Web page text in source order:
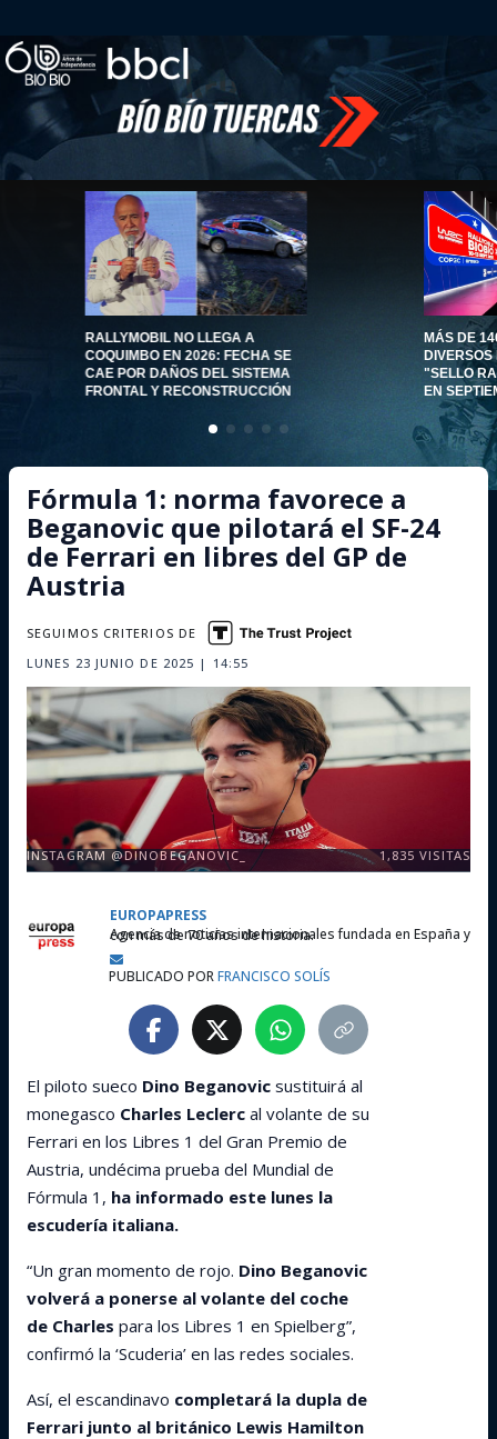
RALLYMOBIL NO LLEGA A
COQUIMBO EN 2026: FECHA SE
CAE POR DAÑOS DEL SISTEMA
FRONTAL Y RECONSTRUCCIÓN
MÁS DE
"SELLO
EN
Fórmula 1: norma favorece a
Beganovic que pilotará el SF-24
de Ferrari en libres del GP de
Austria
LUNES 23 JUNIO DE 2025 | 14:55
SEGUIMOS CRITERIOS DE
INSTAGRAM @DINOBEGANOVIC_ 1,835 VISITAS
EUROPAPRESS
Agencia de noticias internacionales fundada en España y con más de 70 años de historia.
PUBLICADO PORFRANCISCO SOLÍS
El piloto sueco Dino Beganovic sustituirá al
monegasco Charles Leclerc al volante de su
Ferrari en los Libres 1 del Gran Premio de
Austria, undécima prueba del Mundial de
Fórmula 1, ha informado este lunes la
escudería italiana.
“Un gran momento de rojo. Dino Beganovic
volverá a ponerse al volante del coche
de Charles para los Libres 1 en Spielberg”,
confirmó la ‘Scuderia’ en las redes sociales.
Así, el escandinavo completará la dupla de
Ferrari junto al británico Lewis Hamilton